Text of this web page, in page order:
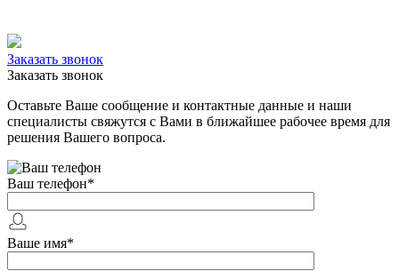
Заказать звонок
Заказать звонок
Оставьте Ваше сообщение и контактные данные и наши
специалисты свяжутся с Вами в ближайшее рабочее время для
решения Вашего вопроса.
Ваш телефон*
Ваше имя*